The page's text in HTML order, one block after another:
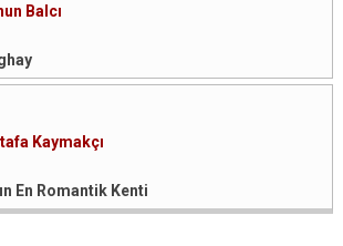
Balcı
Kaymakçı
En Romantik Kenti